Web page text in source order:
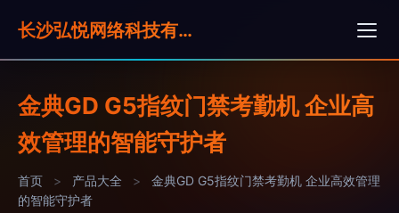
长沙弘悦网络科技有限公司
金典GD G5指纹门禁考勤机 企业高
效管理的智能守护者
首页 > 产品大全 >
金典GD G5指纹门禁考勤机 企业高效管理
的智能守护者